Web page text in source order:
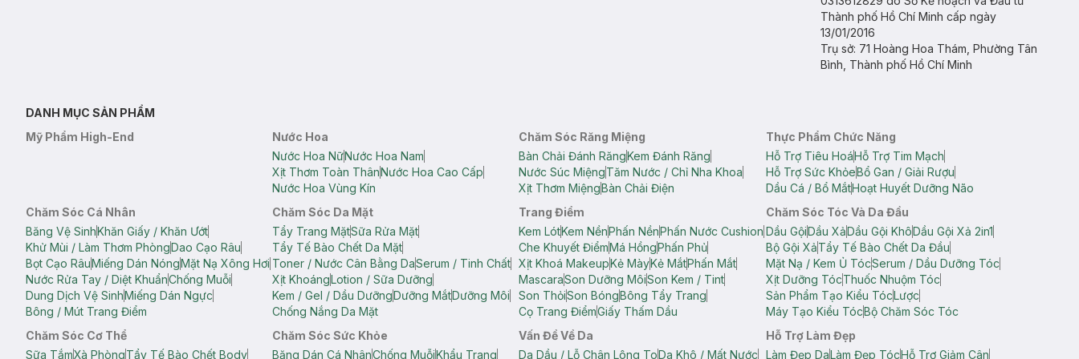
Thành phố Hồ Chí Minh cấp ngày
13/01/2016
Trụ sở: 71 Hoàng Hoa Thám, Phường Tân
Bình, Thành phố Hồ Chí Minh
DANH MỤC SẢN PHẨM
Mỹ Phẩm High-End
Nước Hoa
Nước Hoa NữNước Hoa Nam
Xịt Thơm Toàn ThânNước Hoa Cao Cấp
Nước Hoa Vùng Kín
Chăm Sóc Răng Miệng
Bàn Chải Đánh RăngKem Đánh Răng
Nước Súc MiệngTăm Nước / Chỉ Nha Khoa
Xịt Thơm MiệngBàn Chải Điện
Thực Phẩm Chức Năng
Hỗ Trợ Tiêu HoáHỗ Trợ Tim Mạch
Hỗ Trợ Sức KhỏeBổ Gan / Giải Rượu
Dầu Cá / Bổ MắtHoạt Huyết Dưỡng Não
Chăm Sóc Cá Nhân
Băng Vệ SinhKhăn Giấy / Khăn Ướt
Khử Mùi / Làm Thơm PhòngDao Cạo Râu
Bọt Cạo RâuMiếng Dán NóngMặt Nạ Xông Hơi
Nước Rửa Tay / Diệt KhuẩnChống Muỗi
Dung Dịch Vệ SinhMiếng Dán Ngực
Bông / Mút Trang Điểm
Chăm Sóc Da Mặt
Tẩy Trang MặtSữa Rửa Mặt
Tẩy Tế Bào Chết Da Mặt
Toner / Nước Cân Bằng DaSerum / Tinh Chất
Xịt KhoángLotion / Sữa Dưỡng
Kem / Gel / Dầu DưỡngDưỡng MắtDưỡng Môi
Chống Nắng Da Mặt
Trang Điểm
Kem LótKem NềnPhấn NềnPhấn Nước Cushion
Che Khuyết ĐiểmMá HồngPhấn Phủ
Xịt Khoá MakeupKẻ MàyKẻ MắtPhấn Mắt
MascaraSon Dưỡng MôiSon Kem / Tint
Son ThỏiSon BóngBông Tẩy Trang
Cọ Trang ĐiểmGiấy Thấm Dầu
Chăm Sóc Tóc Và Da Đầu
Dầu GộiDầu XảDầu Gội KhôDầu Gội Xả 2in1
Bộ Gội XảTẩy Tế Bào Chết Da Đầu
Mặt Nạ / Kem Ủ TócSerum / Dầu Dưỡng Tóc
Xịt Dưỡng TócThuốc Nhuộm Tóc
Sản Phẩm Tạo Kiểu TócLược
Máy Tạo Kiểu TócBộ Chăm Sóc Tóc
Chăm Sóc Cơ Thể
Sữa TắmXà PhòngTẩy Tế Bào Chết Body
Chăm Sóc Sức Khỏe
Băng Dán Cá NhânChống MuỗiKhẩu Trang
Vấn Đề Về Da
Da Dầu / Lỗ Chân Lông ToDa Khô / Mất Nước
Hỗ Trợ Làm Đẹp
Làm Đẹp DaLàm Đẹp TócHỗ Trợ Giảm Cân